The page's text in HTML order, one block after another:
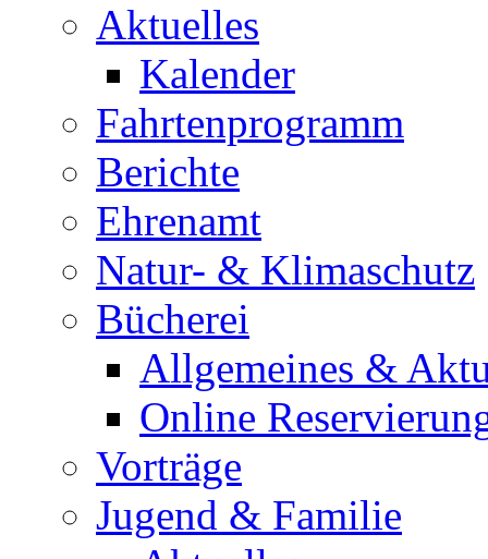
Aktuelles
Kalender
Fahrtenprogramm
Berichte
Ehrenamt
Natur- & Klimaschutz
Bücherei
Allgemeines &
Online
Vorträge
Jugend & Familie